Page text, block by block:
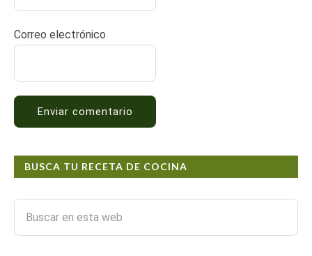
Correo electrónico
BUSCA TU RECETA DE COCINA